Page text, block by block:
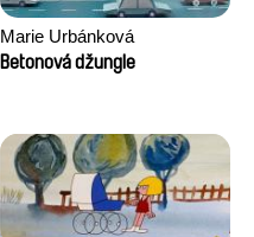
Marie Urbánková
Betonová džungle